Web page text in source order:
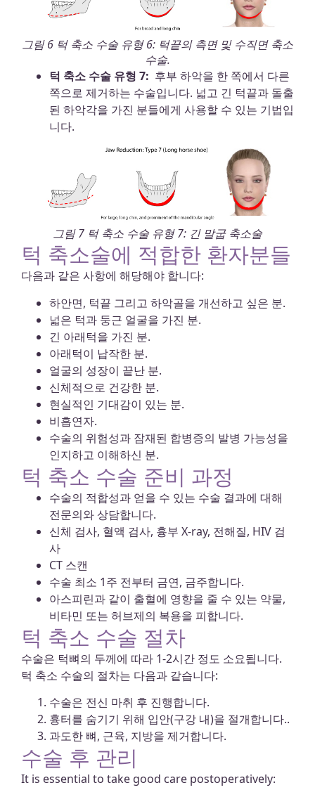
그림 6 턱 축소 수술 유형 6: 턱끝의 측면 및 수직면 축소
수술.
턱 축소 수술 유형 7: 후부 하악을 한 쪽에서 다른
쪽으로 제거하는 수술입니다. 넓고 긴 턱끝과 돌출
된 하악각을 가진 분들에게 사용할 수 있는 기법입
니다.
그림 7 턱 축소 수술 유형 7: 긴 말굽 축소술
턱 축소술에 적합한 환자분들
다음과 같은 사항에 해당해야 합니다:
하안면, 턱끝 그리고 하악골을 개선하고 싶은 분.
넓은 턱과 둥근 얼굴을 가진 분.
긴 아래턱을 가진 분.
아래턱이 납작한 분.
얼굴의 성장이 끝난 분.
신체적으로 건강한 분.
현실적인 기대감이 있는 분.
비흡연자.
수술의 위험성과 잠재된 합병증의 발병 가능성을
인지하고 이해하신 분.
턱 축소 수술 준비 과정
수술의 적합성과 얻을 수 있는 수술 결과에 대해
전문의와 상담합니다.
신체 검사, 혈액 검사, 흉부 X-ray, 전해질, HIV 검
사
CT 스캔
수술 최소 1주 전부터 금연, 금주합니다.
아스피린과 같이 출혈에 영향을 줄 수 있는 약물,
비타민 또는 허브제의 복용을 피합니다.
턱 축소 수술 절차
수술은 턱뼈의 두께에 따라 1-2시간 정도 소요됩니다.
턱 축소 수술의 절차는 다음과 같습니다:
수술은 전신 마취 후 진행합니다.
흉터를 숨기기 위해 입안(구강 내)을 절개합니다..
과도한 뼈, 근육, 지방을 제거합니다.
수술 후 관리
It is essential to take good care postoperatively: